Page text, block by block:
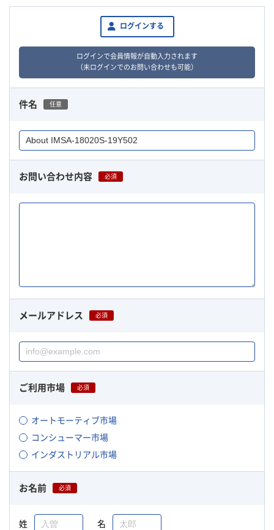
ログインする
ログインで会員情報が自動入力されます
（未ログインでのお問い合わせも可能）
件名 任意
お問い合わせ内容 必須
メールアドレス 必須
ご利用市場 必須
オートモーティブ市場
コンシューマー市場
インダストリアル市場
お名前 必須
姓 名